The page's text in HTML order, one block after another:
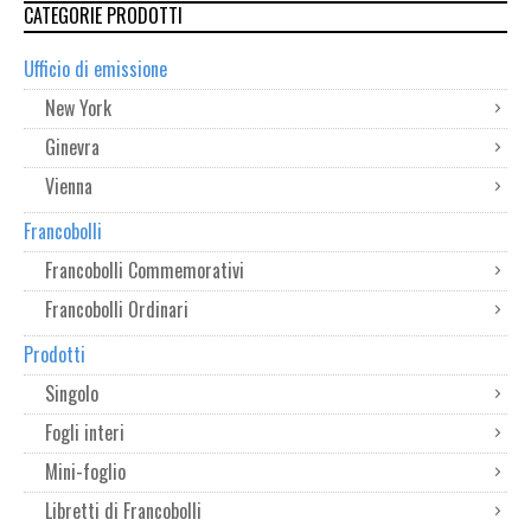
CATEGORIE PRODOTTI
Ufficio di emissione
New York
Ginevra
Vienna
Francobolli
Francobolli Commemorativi
Francobolli Ordinari
Prodotti
Singolo
Fogli interi
Mini-foglio
Libretti di Francobolli